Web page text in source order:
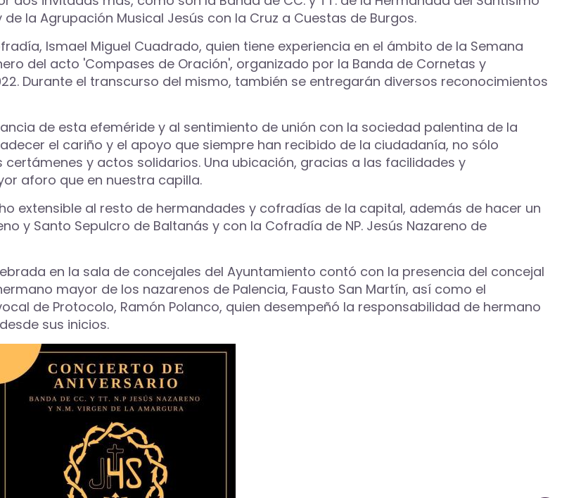
la Agrupación Musical Jesús con la Cruz a Cuestas de Burgos.
Ismael Miguel Cuadrado, quien tiene experiencia en el ámbito de la Semana
del acto 'Compases de Oración', organizado por la Banda de Cornetas y
Durante el transcurso del mismo, también se entregarán diversos reconocimientos
de esta efeméride y al sentimiento de unión con la sociedad palentina de la
el cariño y el apoyo que siempre han recibido de la ciudadanía, no sólo
y actos solidarios. Una ubicación, gracias a las facilidades y
aforo que en nuestra capilla.
extensible al resto de hermandades y cofradías de la capital, además de hacer un
y Santo Sepulcro de Baltanás y con la Cofradía de NP. Jesús Nazareno de
en la sala de concejales del Ayuntamiento contó con la presencia del concejal
mayor de los nazarenos de Palencia, Fausto San Martín, así como el
de Protocolo, Ramón Polanco, quien desempeñó la responsabilidad de hermano
sus inicios.